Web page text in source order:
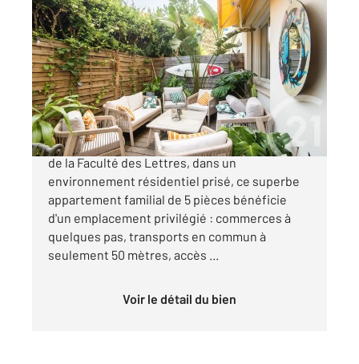
NICE 06
111,38 m2, 5 pièces
Ref : 16833
Appartement F5 à vendre
725 000 €
Nice, idéalement situé, à proximité immédiate
de la Faculté des Lettres, dans un
environnement résidentiel prisé, ce superbe
appartement familial de 5 pièces bénéficie
d'un emplacement privilégié : commerces à
quelques pas, transports en commun à
seulement 50 mètres, accès ...
Voir le détail du bien